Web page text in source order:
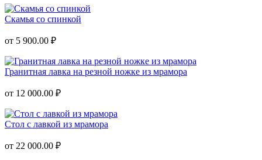
Скамья со спинкой
от 5 900.00 ₽
Гранитная лавка на резной ножке из мрамора
от 12 000.00 ₽
Стол с лавкой из мрамора
от 22 000.00 ₽